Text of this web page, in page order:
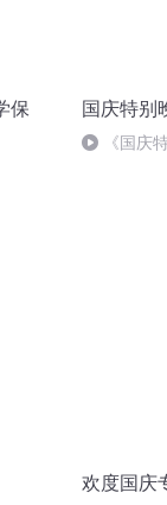
保
国庆特别
《国庆
欢度国庆